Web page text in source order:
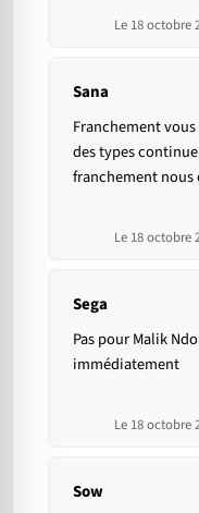
Le 18 octobre
Sana
Franchement
des types
franchement
Le 18 octobre
Sega
Pas pour Malik
immédiatement
Le 18 octobre
Sow